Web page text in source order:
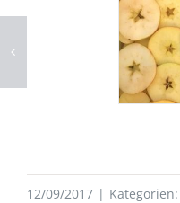
12/09/2017 | Kategorien: